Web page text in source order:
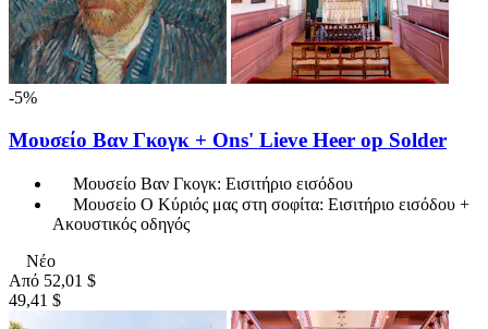
-5%
Μουσείο Βαν Γκογκ + Ons' Lieve Heer op Solder
Μουσείο Βαν Γκογκ: Εισιτήριο εισόδου
Μουσείο Ο Κύριός μας στη σοφίτα: Εισιτήριο εισόδου +
Ακουστικός οδηγός
Νέο
Από 52,01 $
49,41 $